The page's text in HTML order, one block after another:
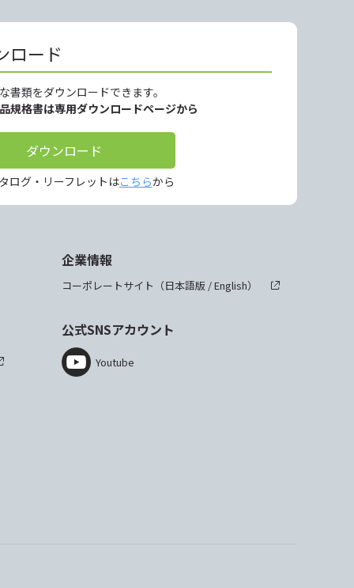
ロード
書類をダウンロードできます。
規格書は専用ダウンロードページから
ダウンロード
ログ・リーフレットはこちらから
企業情報
コーポレートサイト（日本語版 /English）
公式SNSアカウント
Youtube